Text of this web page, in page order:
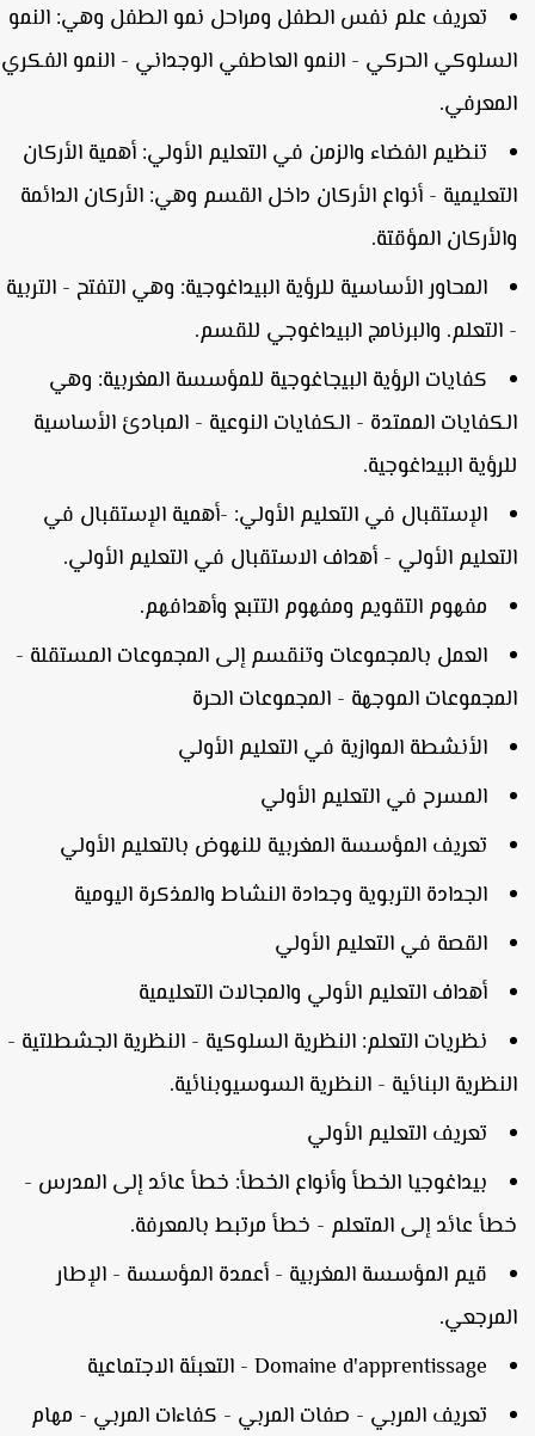
تعريف علم نفس الطفل ومراحل نمو الطفل وهي: النمو
الحركي - النمو العاطفي الوجداني - النمو الفكري
تنظيم الفضاء والزمن في التعليم الأولي: أهمية الأركان
- أنواع الأركان داخل القسم وهي: الأركان الدائمة
المؤقتة.
المحاور الأساسية للرؤية البيداغوجية: وهي التفتح - التربية
التعلم. والبرنامج البيداغوجي للقسم.
كفايات الرؤية البيجاغوجية للمؤسسة المغربية: وهي
الممتدة - الكفايات النوعية - المبادئ الأساسية
البيداغوجية.
الإستقبال في التعليم الأولي: -أهمية الإستقبال في
الأولي - أهداف الاستقبال في التعليم الأولي.
مفهوم التقويم ومفهوم التتبع وأهدافهم.
العمل بالمجموعات وتنقسم إلى المجموعات المستقلة -
الموجهة - المجموعات الحرة
الأنشطة الموازية في التعليم الأولي
المسرح في التعليم الأولي
تعريف المؤسسة المغربية للنهوض بالتعليم الأولي
الجدادة التربوية وجدادة النشاط والمذكرة اليومية
القصة في التعليم الأولي
أهداف التعليم الأولي والمجالات التعليمية
نظريات التعلم: النظرية السلوكية - النظرية الجشطلتية -
البنائية - النظرية السوسيوبنائية.
تعريف التعليم الأولي
بيداغوجيا الخطأ وأنواع الخطأ: خطأ عائد إلى المدرس -
عائد إلى المتعلم - خطأ مرتبط بالمعرفة.
قيم المؤسسة المغربية - أعمدة المؤسسة - الإطار
Domaine d'apprentissage - التعبئة الاجتماعية
تعريف المربي - صفات المربي - كفاءات المربي - مهام